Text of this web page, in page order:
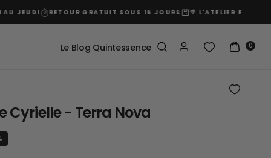
RETOUR GRATUIT SOUS 15 JOURS 🌴 L'ATELIER EST FERMÉ
Le Blog Quintessence 0
Cyrielle - Terra Nova